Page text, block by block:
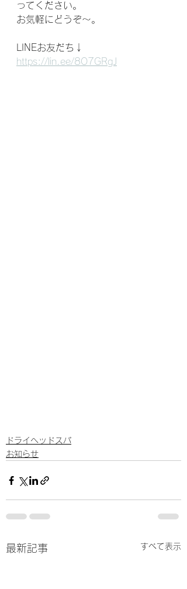
ってください。
お気軽にどうぞ～。
LINEお友だち↓
https://lin.ee/8O7GRgJ
ドライヘッドスパ
お知らせ
最新記事 すべて表示